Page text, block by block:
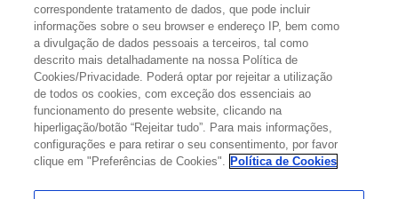
O tratamento inicial do cancro da cabeça e pescoço depende de
vários fatores, nomeadamente dodiagnóstico histológico,do
localeestadiodo tumor primário, bem como do seu
comportamento biológicoeresposta esperada à terapêutica
Fatores adicionais que influenciam a escolha do tratamento inicial
são as complicações e sequelas do tratamento. Os órgãos afetados
com este tipo de cancro, desempenham funções vitais de extrema
importância como a fala e comunicação, a alimentação e a
respiração, e na sua abordagem e tratamento deve ser valorizado e
otimizado quer o impacto fisiológico (funcional) do tratamento quer o
correspondente tratamento de dados, que pode incluir
informações sobre o seu browser e endereço IP, bem como
a divulgação de dados pessoais a terceiros, tal como
descrito mais detalhadamente na nossa Política de
Cookies/Privacidade. Poderá optar por rejeitar a utilização
de todos os cookies, com exceção dos essenciais ao
funcionamento do presente website, clicando na
hiperligação/botão “Rejeitar tudo”. Para mais informações,
configurações e para retirar o seu consentimento, por favor
clique em "Preferências de Cookies". Política de Cookies